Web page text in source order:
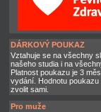
DÁRKOVÝ POUKAZ
Vztahuje se na všechny
našeho studia i na
Platnost poukazu je 3
vydání. Hodnotu poukazu
zvolit sami.
Pro muže